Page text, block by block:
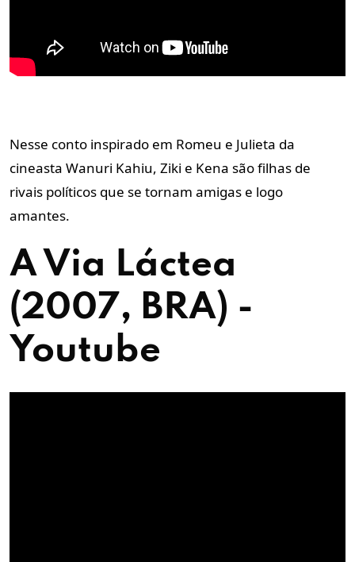
Nesse conto inspirado em Romeu e Julieta da
cineasta Wanuri Kahiu, Ziki e Kena são filhas de
rivais políticos que se tornam amigas e logo
amantes.
A Via Láctea
(2007, BRA) -
Youtube